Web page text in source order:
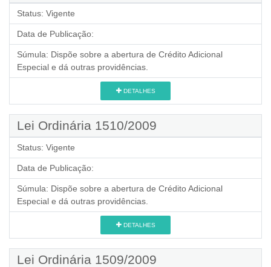
Status: Vigente
Data de Publicação:
Súmula: Dispõe sobre a abertura de Crédito Adicional
Especial e dá outras providências.
DETALHES
Lei Ordinária 1510/2009
Status: Vigente
Data de Publicação:
Súmula: Dispõe sobre a abertura de Crédito Adicional
Especial e dá outras providências.
DETALHES
Lei Ordinária 1509/2009